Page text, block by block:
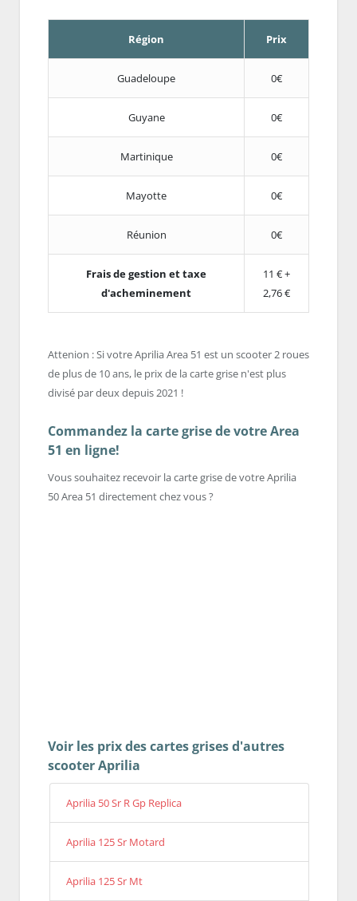
Région Prix
Guadeloupe 0€
Guyane 0€
Martinique 0€
Mayotte 0€
Réunion 0€
Frais de gestion et taxe
d'acheminement
11 € +
2,76 €
Attenion : Si votre Aprilia Area 51 est un scooter 2 roues
de plus de 10 ans, le prix de la carte grise n'est plus
divisé par deux depuis 2021 !
Commandez la carte grise de votre Area
51 en ligne!
Vous souhaitez recevoir la carte grise de votre Aprilia
50 Area 51 directement chez vous ?
Voir les prix des cartes grises d'autres
scooter Aprilia
Aprilia 50 Sr R Gp Replica
Aprilia 125 Sr Motard
Aprilia 125 Sr Mt